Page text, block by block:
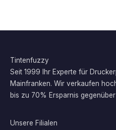
Tintenfuzzy
Seit 1999 Ihr Experte für
Mainfranken. Wir verkaufen
bis zu 70% Ersparnis
Unsere Filialen